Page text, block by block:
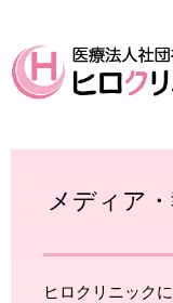
メディア
ヒロクリニック